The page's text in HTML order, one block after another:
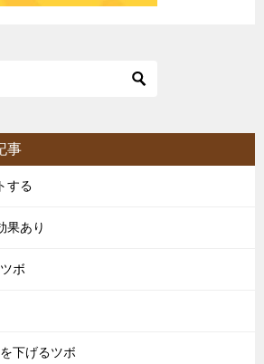
事
する
果あり
ボ
下げるツボ